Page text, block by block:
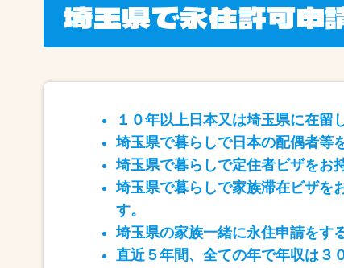
埼玉県で永住許可申
１０年以上日本又は埼玉県に在留
埼玉県で暮らしで日本の配偶者等
埼玉県で暮らしで定住者ビザをお
埼玉県で暮らしで家族滞在ビザを
す。
埼玉県の家族一緒に永住申請をす
直近５年間、全ての年で年収は３